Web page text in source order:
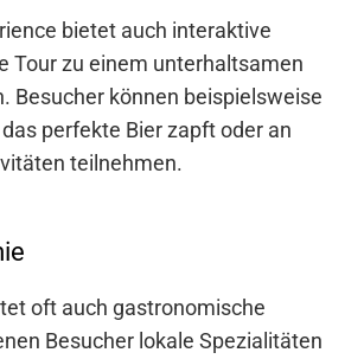
bietet auch interaktive
Tour zu einem unterhaltsamen
Besucher können beispielsweise
perfekte Bier zapft oder an
teilnehmen.
oft auch gastronomische
Besucher lokale Spezialitäten